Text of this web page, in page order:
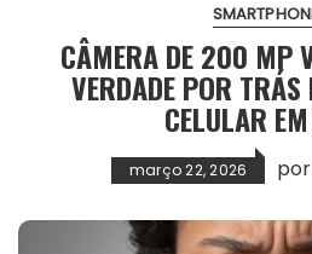
CÂMERA DE 200 MP
VERDADE POR TRÁS
CELULAR
março 22, 2026